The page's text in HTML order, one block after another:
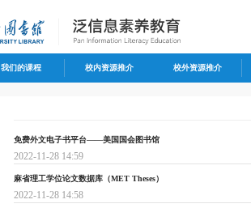
我们的课程 校内资源推介 校外资源推介
免费外文电子书平台——美国国会图书馆
2022-11-28 14:59
麻省理工学位论文数据库（MET Theses）
2022-11-28 14:58